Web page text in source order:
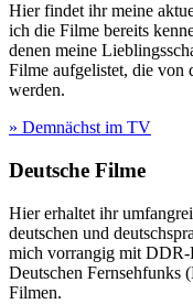
Hier findet ihr meine
ich die Filme bereits
denen meine
Filme aufgelistet, die von
werden.
» Demnächst im TV
Deutsche Filme
Hier erhaltet ihr
deutschen und
mich vorrangig mit
Deutschen Fernsehfunks
Filmen.